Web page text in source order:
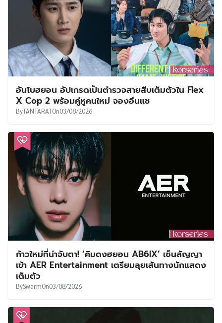
อันโบฮยอน อัปเกรดเป็นตำรวจสายสืบเต็มตัวใน Flex
X Cop 2 พร้อมคู่หูคนใหม่ จองอึนแช
ByTANTARATOn03/08/2026
ก้าวใหม่ที่น่าจับตา! ‘คิมดงฮยอน AB6IX’ เซ็นสัญญา
เข้า AER Entertainment เตรียมลุยเส้นทางนักแสดง
เต็มตัว
BySwarmOn03/08/2026